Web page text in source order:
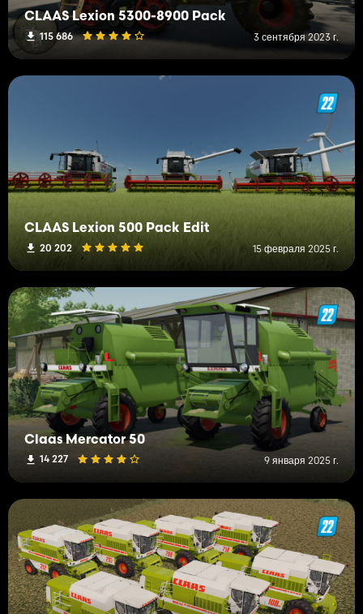
CLAAS Lexion 5300-8900 Pack
115 686 3 сентября 2023 г.
CLAAS Lexion 500 Pack Edit
20 202 15 февраля 2025 г.
Claas Mercator 50
14 227 9 января 2025 г.